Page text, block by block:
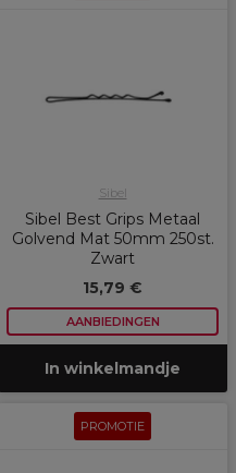
Sibel
Sibel Best Grips Metaal
Golvend Mat 50mm 250st.
Zwart
15,79 €
AANBIEDINGEN
In winkelmandje
PROMOTIE